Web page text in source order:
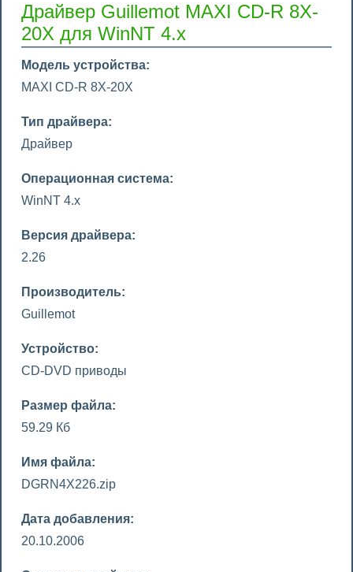
Драйвер Guillemot MAXI CD-R 8X-
20X для WinNT 4.x
Модель устройства:
MAXI CD-R 8X-20X
Тип драйвера:
Драйвер
Операционная система:
WinNT 4.x
Версия драйвера:
2.26
Производитель:
Guillemot
Устройство:
CD-DVD приводы
Размер файла:
59.29 Кб
Имя файла:
DGRN4X226.zip
Дата добавления:
20.10.2006